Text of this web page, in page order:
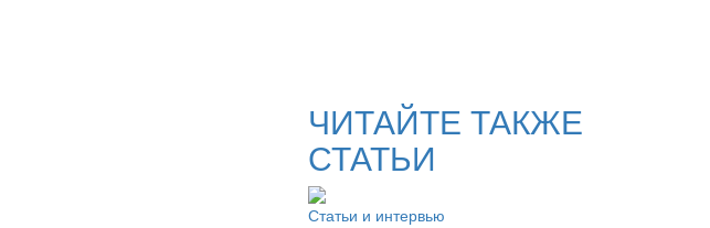
ЧИТАЙТЕ ТАКЖЕ
СТАТЬИ
Статьи и интервью